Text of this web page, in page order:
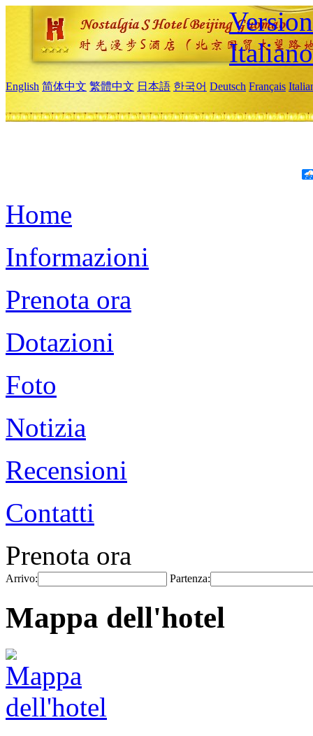
Italiano
English 简体中文 繁體中文 日本語 한국어 Deutsch Français
Home
Informazioni
Prenota ora
Dotazioni
Foto
Notizia
Recensioni
Contatti
Prenota ora
Arrivo: Partenza:
Mappa dell'hotel